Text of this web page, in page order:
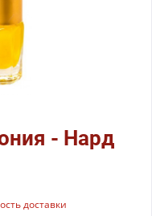
- Нард
доставки